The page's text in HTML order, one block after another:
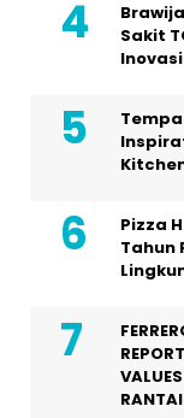
Sakit
Pizza
Tahun